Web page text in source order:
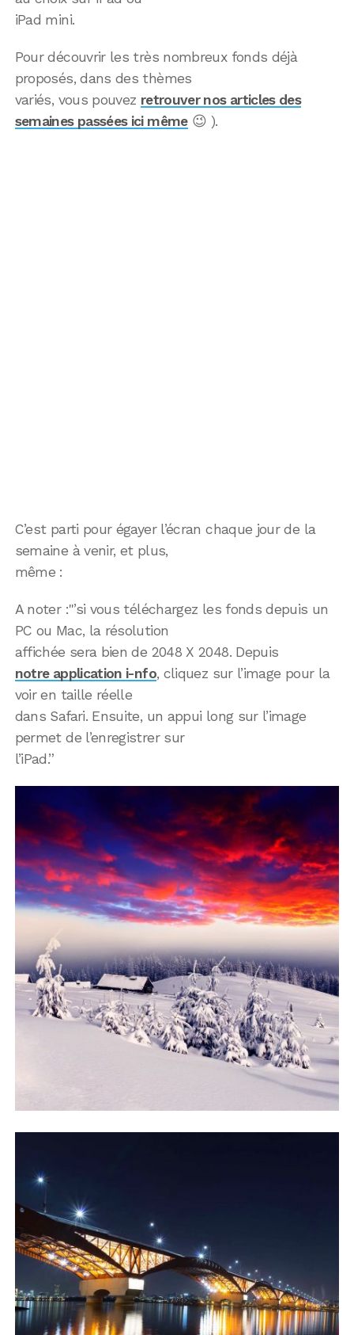
iPad mini.
Pour découvrir les très nombreux fonds déjà
proposés, dans des thèmes
variés, vous pouvez retrouver nos articles des
semaines passées ici même😉 ).
C’est parti pour égayer l’écran chaque jour de la
semaine à venir, et plus,
même :
A noter :"’si vous téléchargez les fonds depuis un
PC ou Mac, la résolution
affichée sera bien de 2048 X 2048. Depuis
notre application i-nfo, cliquez sur l’image pour la
voir en taille réelle
dans Safari. Ensuite, un appui long sur l’image
permet de l’enregistrer sur
l’iPad.”